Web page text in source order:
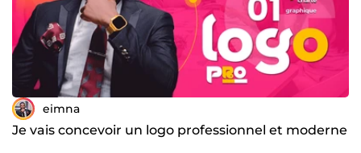
eimna
Je vais concevoir un logo professionnel et moderne